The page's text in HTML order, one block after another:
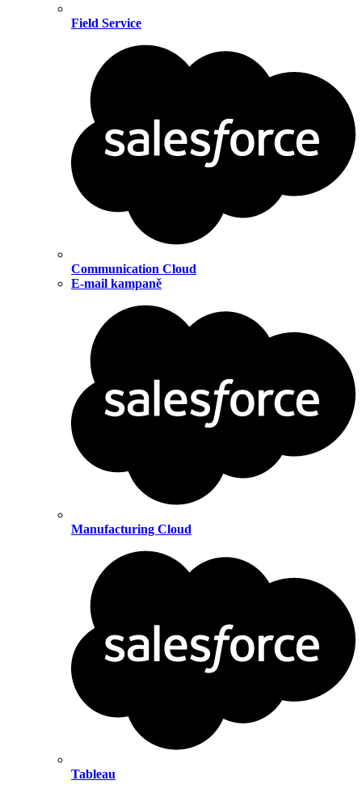
Field Service
Communication Cloud
E-mail kampaně
Manufacturing Cloud
Tableau